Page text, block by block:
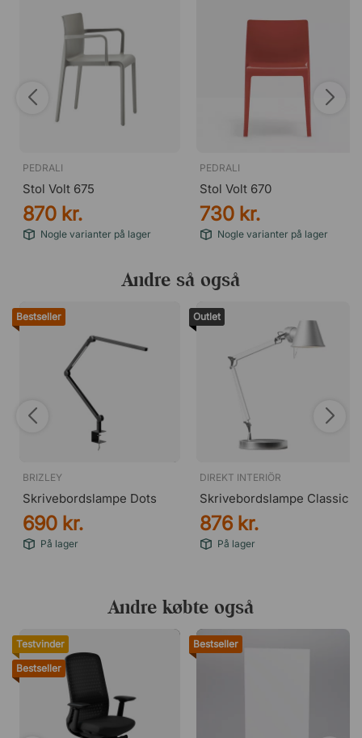
PEDRALI
Stol Volt 675
870 kr.
Nogle varianter på lager
PEDRALI
Stol Volt 670
730 kr.
Nogle varianter på lager
Andre så også
Bestseller
BRIZLEY
Skrivebordslampe Dots
690 kr.
På lager
Outlet
DIREKT INTERIÖR
Skrivebordslampe Classic
876 kr.
På lager
Andre købte også
Testvinder
Bestseller
Bestseller